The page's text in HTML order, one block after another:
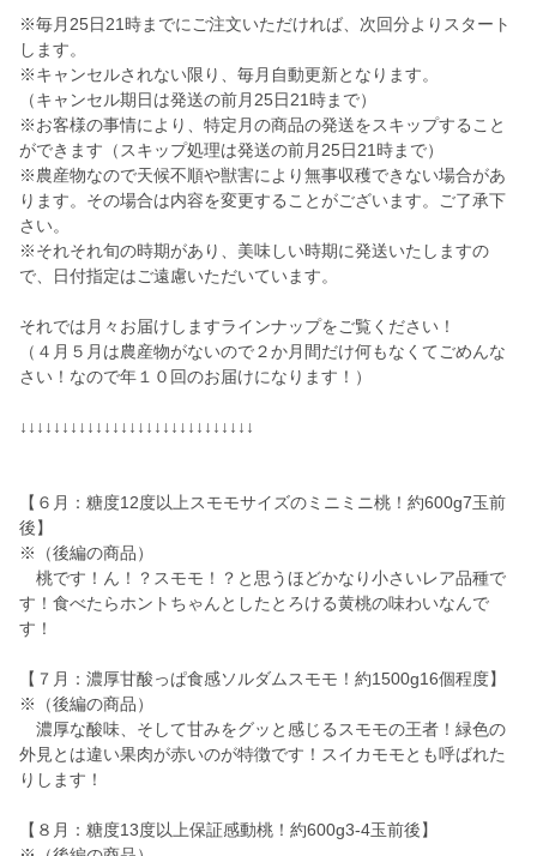
※毎月25日21時までにご注文いただければ、次回分よりスタート
します。
※キャンセルされない限り、毎月自動更新となります。
（キャンセル期日は発送の前月25日21時まで）
※お客様の事情により、特定月の商品の発送をスキップすること
ができます（スキップ処理は発送の前月25日21時まで）
※農産物なので天候不順や獣害により無事収穫できない場合があ
ります。その場合は内容を変更することがございます。ご了承下
さい。
※それそれ旬の時期があり、美味しい時期に発送いたしますの
で、日付指定はご遠慮いただいています。
それでは月々お届けしますラインナップをご覧ください！
（４月５月は農産物がないので２か月間だけ何もなくてごめんな
さい！なので年１０回のお届けになります！）
↓↓↓↓↓↓↓↓↓↓↓↓↓↓↓↓↓↓↓↓↓↓↓↓↓↓↓↓
【６月：糖度12度以上スモモサイズのミニミニ桃！約600g7玉前
後】
※（後編の商品）
桃です！ん！？スモモ！？と思うほどかなり小さいレア品種で
す！食べたらホントちゃんとしたとろける黄桃の味わいなんで
す！
【７月：濃厚甘酸っぱ食感ソルダムスモモ！約1500g16個程度】
※（後編の商品）
濃厚な酸味、そして甘みをグッと感じるスモモの王者！緑色の
外見とは違い果肉が赤いのが特徴です！スイカモモとも呼ばれた
りします！
【８月：糖度13度以上保証感動桃！約600g3-4玉前後】